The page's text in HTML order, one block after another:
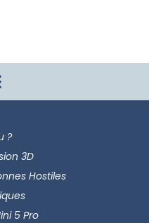
?
3D
Hostiles
5 Pro